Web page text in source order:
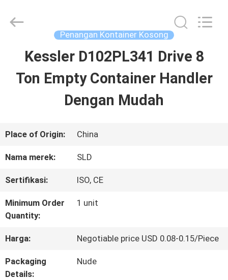
RUMAH
TENTANG
KAMI
PABRIK
KONTROL
KUALITAS
Development
Penangan Kontainer Kosong
Kessler D102PL341 Drive 8
Ton Empty Container Handler
Dengan Mudah
Place of Origin: China
Nama merek: SLD
Sertifikasi: ISO, CE
Minimum Order
Quantity:
1 unit
Harga: Negotiable price USD 0.08-0.15/Piece
Packaging
Details:
Nude